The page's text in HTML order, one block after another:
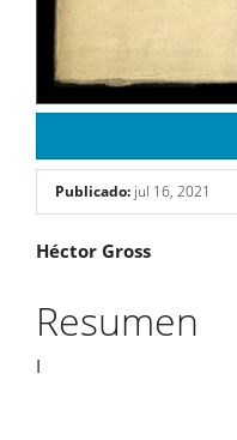
Publicado: jul 16, 2021
Contenido
principal
del
artículo
Héctor Gross
Resumen
I